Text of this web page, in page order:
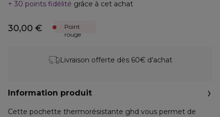
30 points fidélité grâce à cet achat
30,00 €
Point
rouge
Livraison offerte dès 60€ d’achat
Information produit
Cette pochette thermorésistante ghd vous permet de